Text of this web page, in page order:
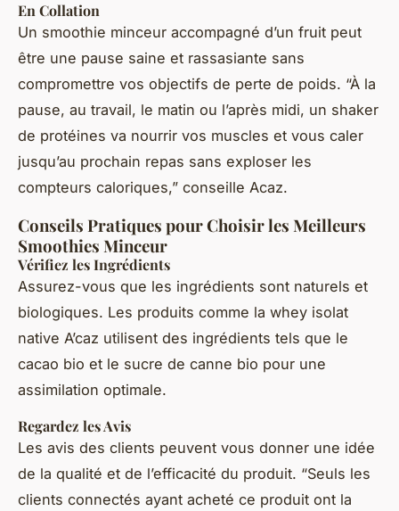
En Collation
Un smoothie minceur accompagné d’un fruit peut
être une pause saine et rassasiante sans
compromettre vos objectifs de perte de poids. “À la
pause, au travail, le matin ou l’après midi, un shaker
de protéines va nourrir vos muscles et vous caler
jusqu’au prochain repas sans exploser les
compteurs caloriques,” conseille Acaz.
Conseils Pratiques pour Choisir les Meilleurs
Smoothies Minceur
Vérifiez les Ingrédients
Assurez-vous que les ingrédients sont naturels et
biologiques. Les produits comme la whey isolat
native A’caz utilisent des ingrédients tels que le
cacao bio et le sucre de canne bio pour une
assimilation optimale.
Regardez les Avis
Les avis des clients peuvent vous donner une idée
de la qualité et de l’efficacité du produit. “Seuls les
clients connectés ayant acheté ce produit ont la